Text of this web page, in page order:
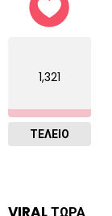
1,321
ΤΕΛΕΙΟ